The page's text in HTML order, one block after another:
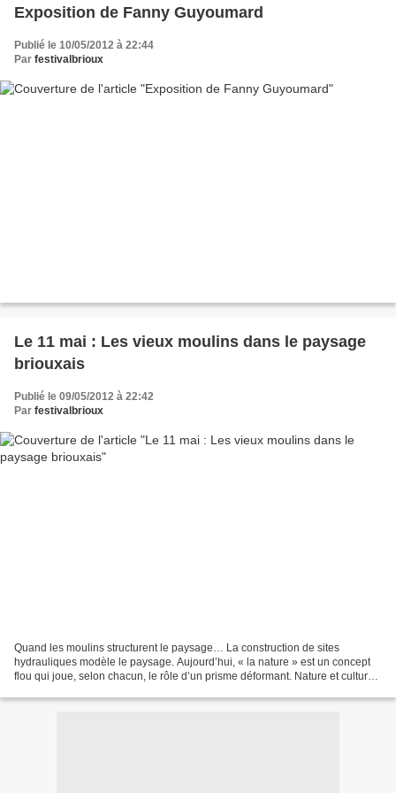
Exposition de Fanny Guyoumard
Publié le 10/05/2012 à 22:44
Par festivalbrioux
Le 11 mai : Les vieux moulins dans le paysage
briouxais
Publié le 09/05/2012 à 22:42
Par festivalbrioux
Quand les moulins structurent le paysage… La construction de sites
hydrauliques modèle le paysage. Aujourd’hui, « la nature » est un concept
flou qui joue, selon chacun, le rôle d’un prisme déformant. Nature et culture,